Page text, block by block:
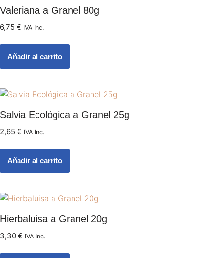
Valeriana a Granel 80g
6,75 € IVA Inc.
Añadir al carrito
Salvia Ecológica a Granel 25g
2,65 € IVA Inc.
Añadir al carrito
Hierbaluisa a Granel 20g
3,30 € IVA Inc.